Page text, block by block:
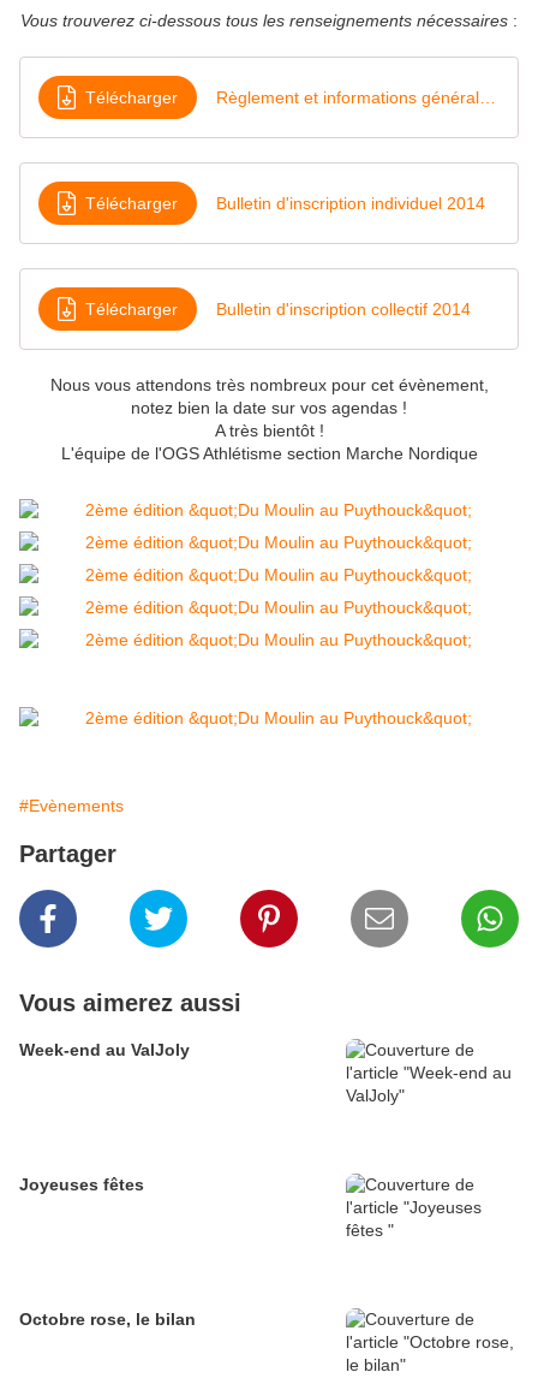
Vous trouverez ci-dessous tous les renseignements nécessaires :
Télécharger
Télécharger Bulletin d'inscription individuel 2014
Télécharger Bulletin d'inscription collectif 2014
Nous vous attendons très nombreux pour cet évènement,
notez bien la date sur vos agendas !
A très bientôt !
L'équipe de l'OGS Athlétisme section Marche Nordique
#Evènements
Partager
Vous aimerez aussi
Week-end au ValJoly
Joyeuses fêtes
Octobre rose, le bilan